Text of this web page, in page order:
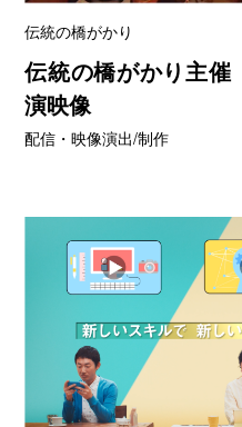
伝統の橋がかり
伝統の橋がかり主催
演映像
配信・映像演出/制作